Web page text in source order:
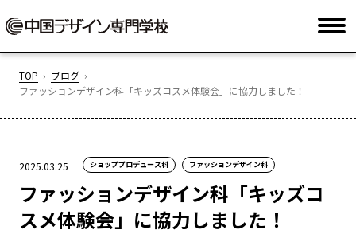
TOP
ブログ
ファッションデザイン科「キッズコスメ体験会」に協力しました！
2025.03.25 ショッププロデュース科 ファッションデザイン科
ファッションデザイン科「キッズコ
スメ体験会」に協力しました！